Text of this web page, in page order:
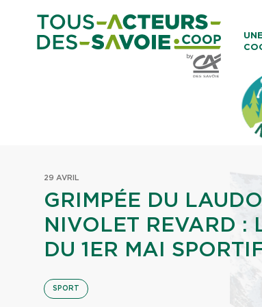
29 AVRIL
GRIMPÉE DU
NIVOLET REVARD :
DU 1ER MAI
SPORT